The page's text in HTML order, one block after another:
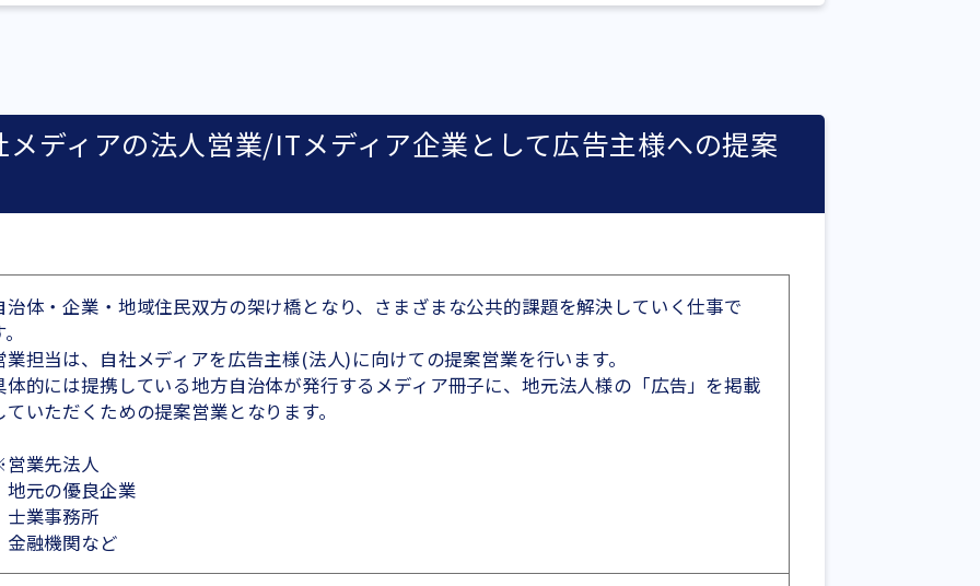
ディアの法人営業/ITメディア企業として広告主様への提案
治体・企業・地域住民双方の架け橋となり、さまざまな公共的課題を解決していく仕事で
業担当は、自社メディアを広告主様(法人)に向けての提案営業を行います。
体的には提携している地方自治体が発行するメディア冊子に、地元法人様の「広告」を掲載
ていただくための提案営業となります。
業先法人
地元の優良企業
士業事務所
金融機関など